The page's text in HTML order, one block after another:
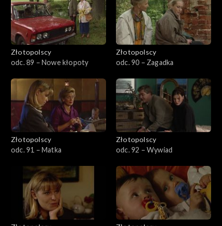
Złotopolscy
odc. 89 – Nowe kłopoty
Złotopolscy
odc. 90 – Zagadka
Złotopolscy
odc. 91 – Matka
Złotopolscy
odc. 92 – Wywiad